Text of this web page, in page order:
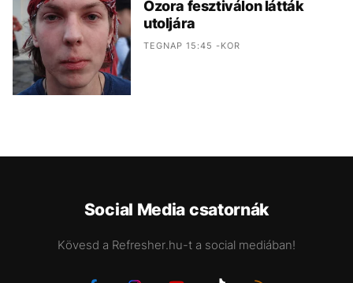
Ozora fesztiválon látták
utoljára
TEGNAP 15:45 -KOR
Social Media csatornák
Kövesd a Refresher.hu-t a social mediában!